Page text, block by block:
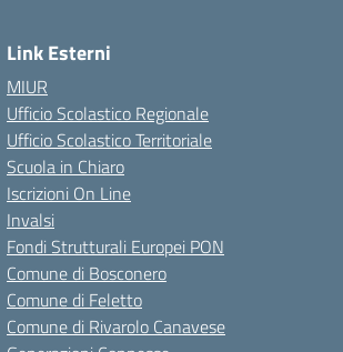
Link Esterni
MIUR
Ufficio Scolastico Regionale
Ufficio Scolastico Territoriale
Scuola in Chiaro
Iscrizioni On Line
Invalsi
Fondi Strutturali Europei PON
Comune di Bosconero
Comune di Feletto
Comune di Rivarolo Canavese